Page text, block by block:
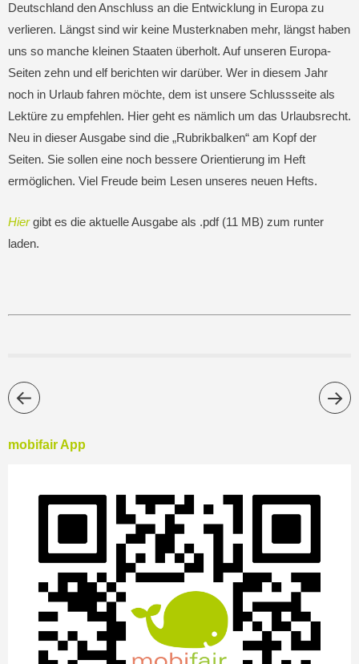
Deutschland den Anschluss an die Entwicklung in Europa zu
verlieren. Längst sind wir keine Musterknaben mehr, längst haben
uns so manche kleinen Staaten überholt. Auf unseren Europa-
Seiten zehn und elf berichten wir darüber. Wer in diesem Jahr
noch in Urlaub fahren möchte, dem ist unsere Schlussseite als
Lektüre zu empfehlen. Hier geht es nämlich um das Urlaubsrecht.
Neu in dieser Ausgabe sind die „Rubrikbalken“ am Kopf der
Seiten. Sie sollen eine noch bessere Orientierung im Heft
ermöglichen. Viel Freude beim Lesen unseres neuen Hefts.
Hiergibt es die aktuelle Ausgabe als .pdf (11 MB) zum runter
laden.
mobifair App